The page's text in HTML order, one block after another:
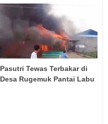
Pasutri Tewas Terbakar di
Desa Rugemuk Pantai Labu